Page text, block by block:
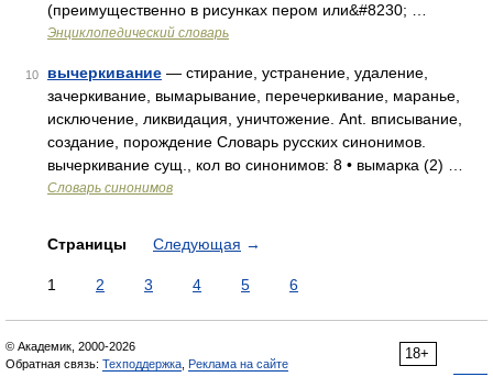
(преимущественно в рисунках пером или&#8230; …
Энциклопедический словарь
10 вычеркивание — стирание, устранение, удаление,
зачеркивание, вымарывание, перечеркивание, маранье,
исключение, ликвидация, уничтожение. Ant. вписывание,
создание, порождение Словарь русских синонимов.
вычеркивание сущ., кол во синонимов: 8 • вымарка (2) …
Словарь синонимов
Страницы Следующая →
1 2 3 4 5 6
18+
© Академик, 2000-2026
Обратная связь: Техподдержка Реклама на сайте